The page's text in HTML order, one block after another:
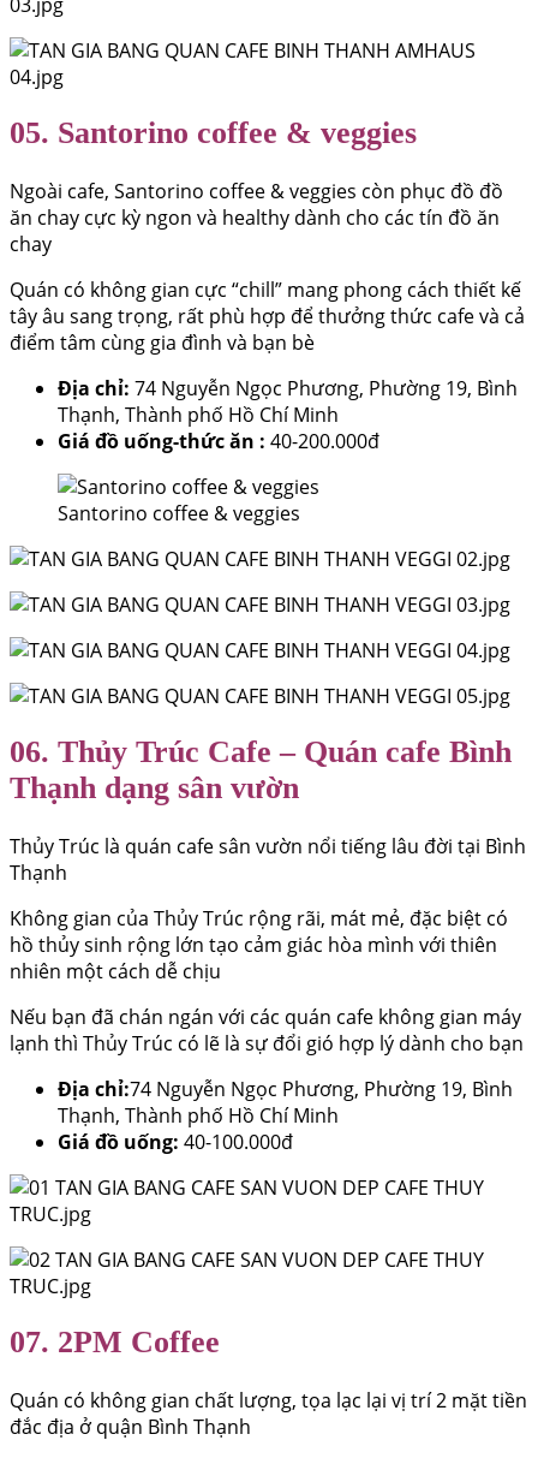
05. Santorino coffee & veggies
Ngoài cafe, Santorino coffee & veggies còn phục đồ đồ
ăn chay cực kỳ ngon và healthy dành cho các tín đồ ăn
chay
Quán có không gian cực “chill” mang phong cách thiết kế
tây âu sang trọng, rất phù hợp để thưởng thức cafe và cả
điểm tâm cùng gia đình và bạn bè
Địa chỉ: 74 Nguyễn Ngọc Phương, Phường 19, Bình
Thạnh, Thành phố Hồ Chí Minh
Giá đồ uống-thức ăn : 40-200.000đ
Santorino coffee & veggies
06. Thủy Trúc Cafe – Quán cafe Bình
Thạnh dạng sân vườn
Thủy Trúc là quán cafe sân vườn nổi tiếng lâu đời tại Bình
Thạnh
Không gian của Thủy Trúc rộng rãi, mát mẻ, đặc biệt có
hồ thủy sinh rộng lớn tạo cảm giác hòa mình với thiên
nhiên một cách dễ chịu
Nếu bạn đã chán ngán với các quán cafe không gian máy
lạnh thì Thủy Trúc có lẽ là sự đổi gió hợp lý dành cho bạn
Địa chỉ:74 Nguyễn Ngọc Phương, Phường 19, Bình
Thạnh, Thành phố Hồ Chí Minh
Giá đồ uống: 40-100.000đ
07. 2PM Coffee
Quán có không gian chất lượng, tọa lạc lại vị trí 2 mặt tiền
đắc địa ở quận Bình Thạnh